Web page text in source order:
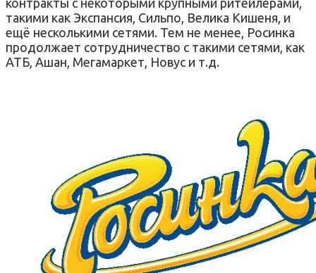
такими как Экспансия, Сильпо, Велика Кишеня, и
ещё несколькими сетями. Тем не менее, Росинка
продолжает сотрудничество с такими сетями, как
АТБ, Ашан, Мегамаркет, Новус и т.д.